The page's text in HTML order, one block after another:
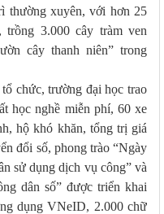
thường xuyên, với hơn 25
3.000 cây tràm ven
cây thanh niên” trong
chức, trường đại học trao
học nghề miễn phí, 60 xe
hộ khó khăn, tổng trị giá
đổi số, phong trào “Ngày
sử dụng dịch vụ công” và
dân số” được triển khai
dụng VNeID, 2.000 chữ